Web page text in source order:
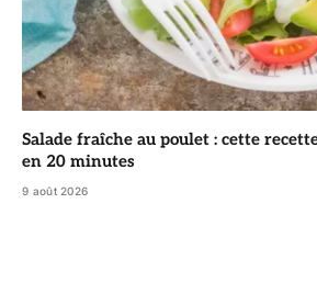
Salade fraîche au poulet : cette
en 20 minutes
9 août 2026